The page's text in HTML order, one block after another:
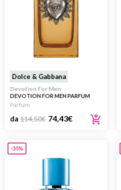
Dolce & Gabbana
Devotion For Men
DEVOTION FOR MEN PARFUM
Parfum
da 114,50€ 74,43€
-35%